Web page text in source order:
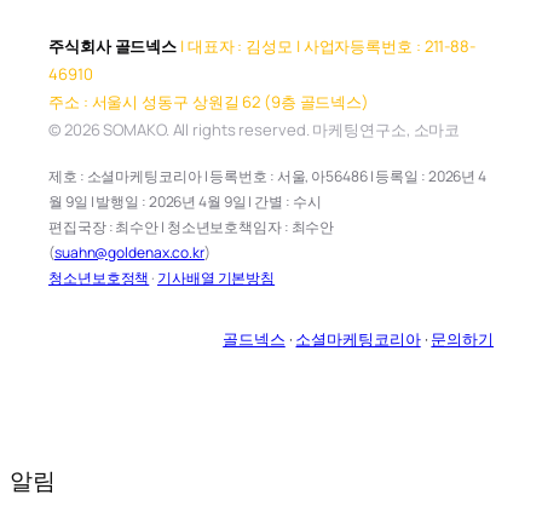
주식회사 골드넥스 | 대표자 : 김성모 | 사업자등록번호 : 211-88-
46910
주소 : 서울시 성동구 상원길 62 (9층 골드넥스)
© 2026 SOMAKO. All rights reserved. 마케팅연구소, 소마코
제호 : 소셜마케팅코리아 | 등록번호 : 서울, 아56486 | 등록일 : 2026년 4
월 9일 | 발행일 : 2026년 4월 9일 | 간별 : 수시
편집국장 : 최수안 | 청소년보호책임자 : 최수안
(suahn@goldenax.co.kr)
청소년보호정책 · 기사배열 기본방침
골드넥스 · 소셜마케팅코리아· 문의하기
알림